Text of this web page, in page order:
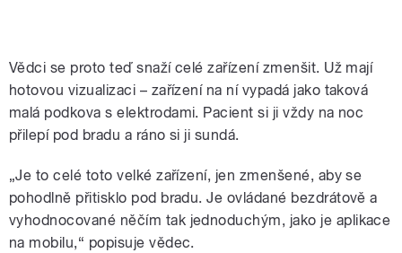
Vědci se proto teď snaží celé zařízení zmenšit. Už mají
hotovou vizualizaci – zařízení na ní vypadá jako taková
malá podkova s elektrodami. Pacient si ji vždy na noc
přilepí pod bradu a ráno si ji sundá.
„Je to celé toto velké zařízení, jen zmenšené, aby se
pohodlně přitisklo pod bradu. Je ovládané bezdrátově a
vyhodnocované něčím tak jednoduchým, jako je aplikace
na mobilu,“ popisuje vědec.